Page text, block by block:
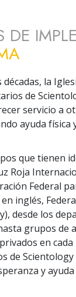
DE
la
de
servicio a
ayuda física
que tienen
Roja
Federal
inglés,
desde los
grupos de
en cada
de Scientology
y